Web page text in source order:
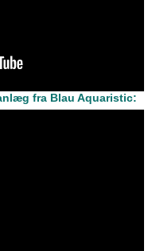
fra Blau Aquaristic: